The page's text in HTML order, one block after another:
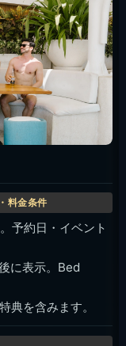
予約日・イベント
に表示。Bed
典を含みます。